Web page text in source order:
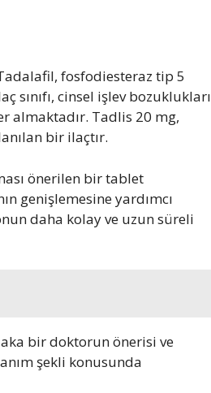
fosfodiesteraz tip 5
sınıfı, cinsel işlev bozuklukları
almaktadır. Tadlis 20 mg,
bir ilaçtır.
önerilen bir tablet
genişlemesine yardımcı
daha kolay ve uzun süreli
bir doktorun önerisi ve
şekli konusunda